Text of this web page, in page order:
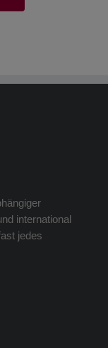
international
jedes